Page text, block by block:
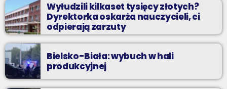
Wyłudzili kilkaset tysięcy złotych?
Dyrektorka oskarża nauczycieli, ci
odpierają zarzuty
Bielsko-Biała: wybuch w hali
produkcyjnej